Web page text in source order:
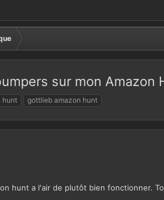
sur mon Amazon
hunt gottlieb amazon hunt
hunt a l'air de plutôt bien fonctionner.